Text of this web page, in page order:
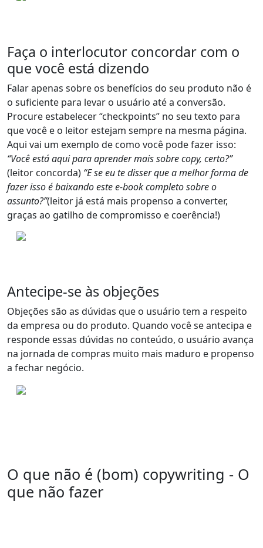
Faça o interlocutor concordar com o
que você está dizendo
Falar apenas sobre os benefícios do seu produto não é
o suficiente para levar o usuário até a conversão.
Procure estabelecer “checkpoints” no seu texto para
que você e o leitor estejam sempre na mesma página.
Aqui vai um exemplo de como você pode fazer isso:
“Você está aqui para aprender mais sobre copy, certo?”
(leitor concorda) “E se eu te disser que a melhor forma de
fazer isso é baixando este e-book completo sobre o
assunto?”(leitor já está mais propenso a converter,
graças ao gatilho de compromisso e coerência!)
Antecipe-se às objeções
Objeções são as dúvidas que o usuário tem a respeito
da empresa ou do produto. Quando você se antecipa e
responde essas dúvidas no conteúdo, o usuário avança
na jornada de compras muito mais maduro e propenso
a fechar negócio.
O que não é (bom) copywriting - O
que não fazer